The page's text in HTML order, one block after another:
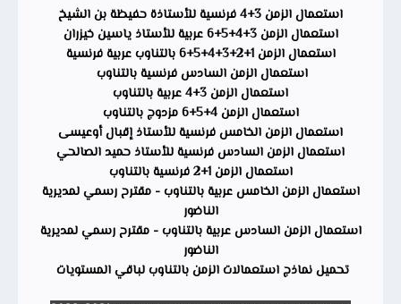
استعمال الزمن 3+4 فرنسية للأستاذة حفيظة بن الشيخ
استعمال الزمن 3+4+5+6 عربية للأستاذ ياسين خيزران
استعمال الزمن 1+2+3+4+5+6 بالتناوب عربية فرنسية
استعمال الزمن السادس فرنسية بالتناوب
استعمال الزمن 3+4 عربية بالتناوب
استعمال الزمن 4+5+6 مزدوج بالتناوب
استعمال الزمن الخامس فرنسية للأستاذ إقبال أوعيسى
استعمال الزمن السادس فرنسية للأستاذ حميد الصالحي
استعمال الزمن 1+2 فرنسية بالتناوب
استعمال الزمن الخامس عربية بالتناوب - مقترح رسمي لمديرية
الناضور
استعمال الزمن السادس عربية بالتناوب - مقترح رسمي لمديرية
الناضور
تحميل نماذج استعمالات الزمن بالتناوب لباقي المستويات